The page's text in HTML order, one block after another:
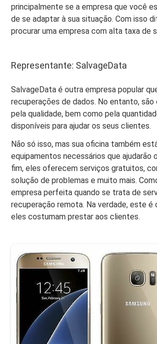
principalmente se a empresa que você
de se adaptar à sua situação. Com isso
procurar uma empresa com alta taxa de
Representante: SalvageData
SalvageData é outra empresa popular
recuperações de dados. No entanto, são
pela qualidade, bem como pela
disponíveis para ajudar os seus clientes.
Não só isso, mas sua oficina também
equipamentos necessários que ajudarão
fim, eles oferecem serviços gratuitos,
solução de problemas e muito mais.
empresa perfeita quando se trata de
recuperação remota. Na verdade, este é
eles costumam prestar aos clientes.